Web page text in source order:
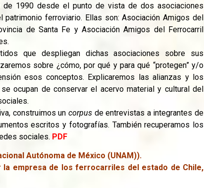
de 1990 desde el punto de vista de dos asociaciones
ferroviario. Ellas son: Asociación Amigos del
de Santa Fe y Asociación Amigos del Ferrocarril
que despliegan dichas asociaciones sobre sus
sobre ¿cómo, por qué y para qué “protegen” y/o
esos conceptos. Explicaremos las alianzas y los
ocupan de conservar el acervo material y cultural del
construimos un corpus de entrevistas a integrantes de
escritos y fotografías. También recuperamos los
sociales. PDF
Autónoma de México (UNAM)).
empresa de los ferrocarriles del estado de Chile,